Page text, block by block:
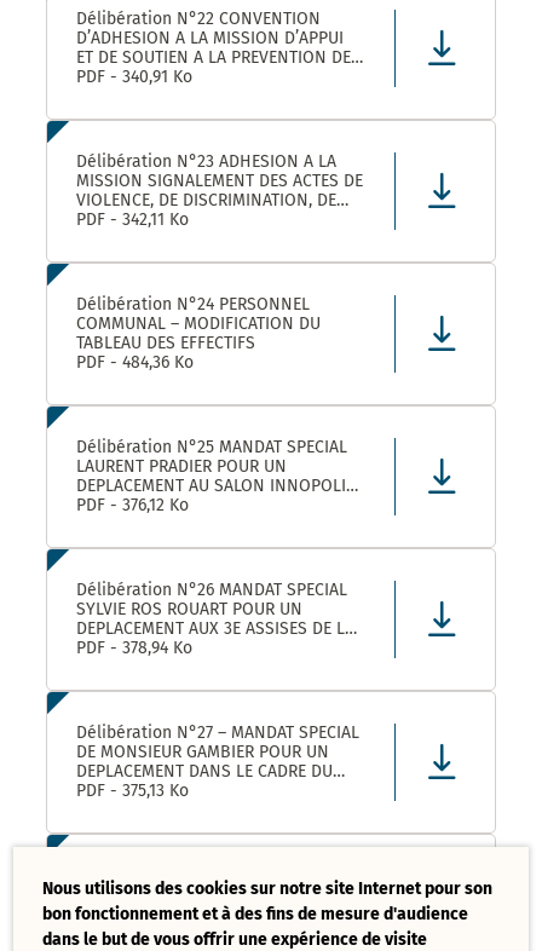
Délibération N°22 CONVENTION
D’ADHESION A LA MISSION D’APPUI
ET DE SOUTIEN A LA PREVENTION DES
RISQUES PROFESSIONNELS
PDF - 340,91 Ko
Délibération N°23 ADHESION A LA
MISSION SIGNALEMENT DES ACTES DE
VIOLENCE, DE DISCRIMINATION, DE
HARCELEMENT ET D’AGISSEMENTS
PDF - 342,11 Ko
Délibération N°24 PERSONNEL
COMMUNAL – MODIFICATION DU
TABLEAU DES EFFECTIFS
PDF - 484,36 Ko
Délibération N°25 MANDAT SPECIAL
LAURENT PRADIER POUR UN
DEPLACEMENT AU SALON INNOPOLIS
A PARIS
PDF - 376,12 Ko
Délibération N°26 MANDAT SPECIAL
SYLVIE ROS ROUART POUR UN
DEPLACEMENT AUX 3E ASSISES DE LA
VOIE D’ARLES A ARLES
PDF - 378,94 Ko
Délibération N°27 – MANDAT SPECIAL
DE MONSIEUR GAMBIER POUR UN
DEPLACEMENT DANS LE CADRE DU
FORUM DES ELUS INFO JEUNES A
PDF - 375,13 Ko
Liste des délibérations examinées
Conseil Municipal 17 mars 2025
PDF - 121,08 Ko
Nous utilisons des cookies sur notre site Internet pour son
bon fonctionnement et à des fins de mesure d'audience
dans le but de vous offrir une expérience de visite